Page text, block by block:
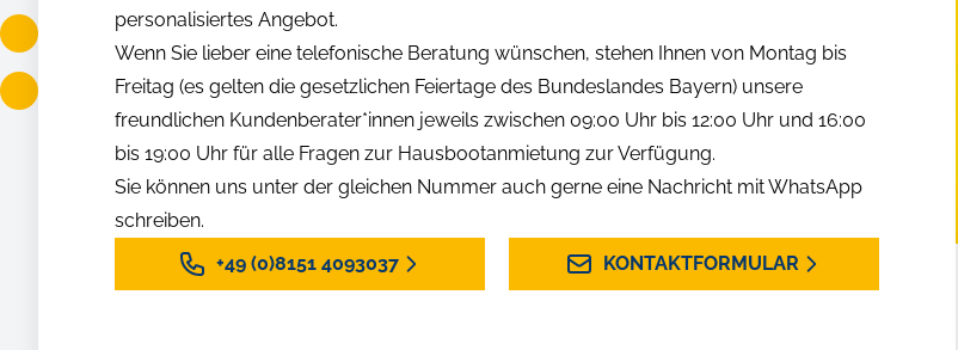
personalisiertes Angebot.
Wenn Sie lieber eine telefonische Beratung wünschen, stehen Ihnen von Montag bis
Freitag (es gelten die gesetzlichen Feiertage des Bundeslandes Bayern) unsere
freundlichen Kundenberater*innen jeweils zwischen 09:00 Uhr bis 12:00 Uhr und 16:00
bis 19:00 Uhr für alle Fragen zur Hausbootanmietung zur Verfügung.
Sie können uns unter der gleichen Nummer auch gerne eine Nachricht mit WhatsApp
schreiben.
+49 (0)8151 4093037
KONTAKTFORMULAR